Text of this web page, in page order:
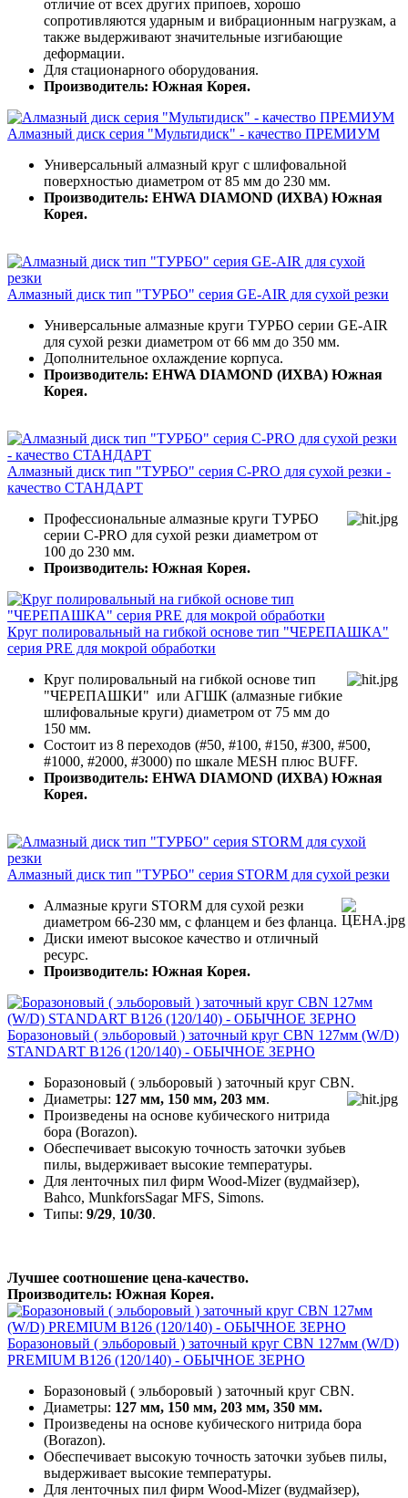
отличие от всех других припоев, хорошо
сопротивляются ударным и вибрационным нагрузкам, а
также выдерживают значительные изгибающие
деформации.
Для стационарного оборудования.
Производитель: Южная Корея.
Алмазный диск серия "Мультидиск" - качество ПРЕМИУМ
Универсальный алмазный круг с шлифовальной
поверхностью диаметром от 85 мм до 230 мм.
Производитель: EHWA DIAMOND (ИХВА) Южная
Корея.
Алмазный диск тип "ТУРБО" серия GE-AIR для сухой резки
Универсальные алмазные круги ТУРБО серии GE-AIR
для сухой резки диаметром от 66 мм до 350 мм.
Дополнительное охлаждение корпуса.
Производитель: EHWA DIAMOND (ИХВА) Южная
Корея.
Алмазный диск тип "ТУРБО" серия C-PRO для сухой резки -
качество СТАНДАРТ
Профессиональные алмазные круги ТУРБО
серии C-PRO для сухой резки диаметром от
100 до 230 мм.
Производитель: Южная Корея.
Круг полировальный на гибкой основе тип "ЧЕРЕПАШКА"
серия PRE для мокрой обработки
Круг полировальный на гибкой основе тип
"ЧЕРЕПАШКИ" или АГШК (алмазные гибкие
шлифовальные круги) диаметром от 75 мм до
150 мм.
Состоит из 8 переходов (#50, #100, #150, #300, #500,
#1000, #2000, #3000) по шкале MESH плюс BUFF.
Производитель: EHWA DIAMOND (ИХВА) Южная
Корея.
Алмазный диск тип "ТУРБО" серия STORM для сухой резки
Алмазные круги STORM для сухой резки
диаметром 66-230 мм, с фланцем и без фланца.
Диски имеют высокое качество и отличный
ресурс.
Производитель: Южная Корея.
Боразоновый ( эльборовый ) заточный круг CBN 127мм (W/D)
STANDART B126 (120/140) - ОБЫЧНОЕ ЗЕРНО
Боразоновый ( эльборовый ) заточный круг CBN.
Диаметры: 127 мм, 150 мм, 203 мм.
Произведены на основе кубического нитрида
бора (Borazon).
Обеспечивает высокую точность заточки зубьев
пилы, выдерживает высокие температуры.
Для ленточных пил фирм Wood-Mizer (вудмайзер),
Bahco, MunkforsSagar MFS, Simons.
Типы: 9/29, 10/30.
Лучшее соотношение цена-качество.
Производитель: Южная Корея.
Боразоновый ( эльборовый ) заточный круг CBN 127мм (W/D)
PREMIUM B126 (120/140) - ОБЫЧНОЕ ЗЕРНО
Боразоновый ( эльборовый ) заточный круг CBN.
Диаметры: 127 мм, 150 мм, 203 мм, 350 мм.
Произведены на основе кубического нитрида бора
(Borazon).
Обеспечивает высокую точность заточки зубьев пилы,
выдерживает высокие температуры.
Для ленточных пил фирм Wood-Mizer (вудмайзер),